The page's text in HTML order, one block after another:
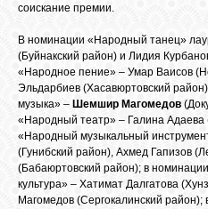
САЙТЫ
ОБЪЯВЛЕНИЯ
ВОПРОСЫ /
ОТВЕТЫ
соискание премии.
В номинации «Народный танец»
(Буйнакский район) и Лидия
«Народное пение» – Умар Ваисов
Эльдарбиев (Хасавюртовский
музыка» – Шемшир Магомедов
«Народный театр» – Галина Адаева
«Народный музыкальный
(Гунибский район), Ахмед Гапизов
(Бабаюртовский район); в
культура» – Хатимат Далгатова
Магомедов (Сергокалинский